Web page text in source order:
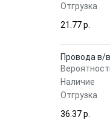
Отгрузка
21.77 p.
Провода в/
Наличие
Отгрузка
36.37 p.